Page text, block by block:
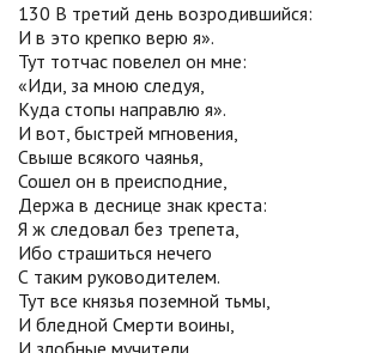
130 В третий день возродившийся:
И в это крепко верю я».
Тут тотчас повелел он мне:
«Иди, за мною следуя,
Куда стопы направлю я».
И вот, быстрей мгновения,
Свыше всякого чаянья,
Сошел он в преисподние,
Держа в деснице знак креста:
Я ж следовал без трепета,
Ибо страшиться нечего
С таким руководителем.
Тут все князья поземной тьмы,
И бледной Смерти воины,
И злобные мучители,